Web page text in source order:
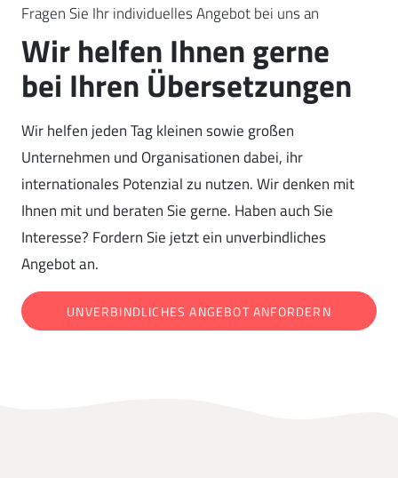
Fragen Sie Ihr individuelles Angebot bei uns an
Wir helfen Ihnen gerne
bei Ihren Übersetzungen
Wir helfen jeden Tag kleinen sowie großen
Unternehmen und Organisationen dabei, ihr
internationales Potenzial zu nutzen. Wir denken mit
Ihnen mit und beraten Sie gerne. Haben auch Sie
Interesse? Fordern Sie jetzt ein unverbindliches
Angebot an.
UNVERBINDLICHES ANGEBOT ANFORDERN